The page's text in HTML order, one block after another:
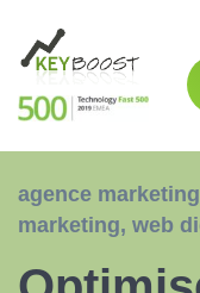
agence
marketing, web